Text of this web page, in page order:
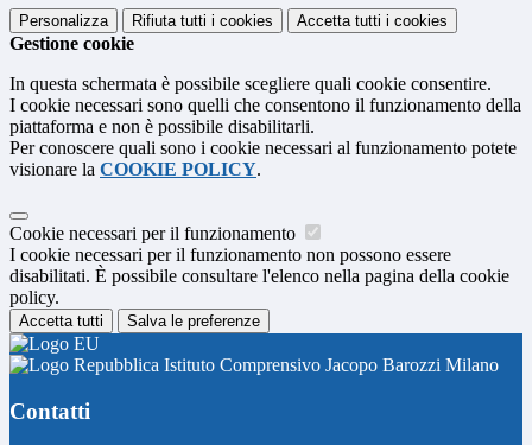
Personalizza Rifiuta tutti i cookies Accetta tutti i cookies
Gestione cookie
In questa schermata è possibile scegliere quali cookie consentire.
I cookie necessari sono quelli che consentono il funzionamento della
piattaforma e non è possibile disabilitarli.
Per conoscere quali sono i cookie necessari al funzionamento potete
visionare la COOKIE POLICY.
Cookie necessari per il funzionamento
I cookie necessari per il funzionamento non possono essere
disabilitati. È possibile consultare l'elenco nella pagina della cookie
policy.
Accetta tutti Salva le preferenze
Istituto Comprensivo Jacopo Barozzi Milano
Contatti